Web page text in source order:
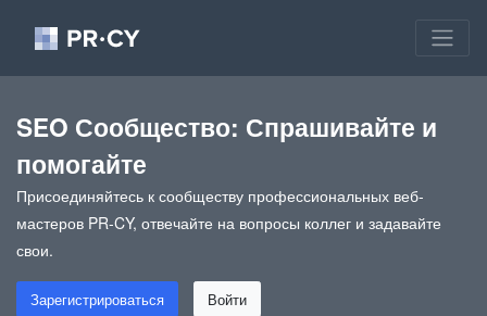
SEO Сообщество: Спрашивайте и
помогайте
Присоединяйтесь к сообществу профессиональных веб-
мастеров PR-CY, отвечайте на вопросы коллег и задавайте
свои.
Зарегистрироваться Войти